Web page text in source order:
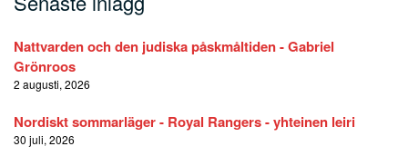
Nattvarden och den judiska påskmåltiden - Gabriel
Grönroos
2 augusti, 2026
Nordiskt sommarläger - Royal Rangers - yhteinen leiri
30 juli, 2026